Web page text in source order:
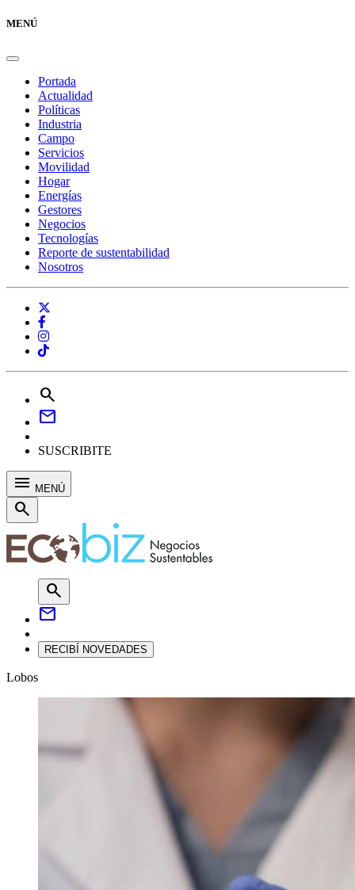
MENÚ
Portada
Actualidad
Políticas
Industria
Campo
Servicios
Movilidad
Hogar
Energías
Gestores
Negocios
Tecnologías
Reporte de sustentabilidad
Nosotros
search
mail
SUSCRIBITE
menu MENÚ
search
search
mail
RECIBÍ NOVEDADES
Lobos